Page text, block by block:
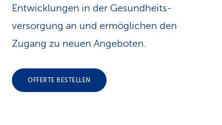
c
e
-
L
i
Entwicklungen in der Gesundheits­
versorgung an und ermöglichen den
Zugang zu neuen Angeboten.
OFFERTE BESTELLEN